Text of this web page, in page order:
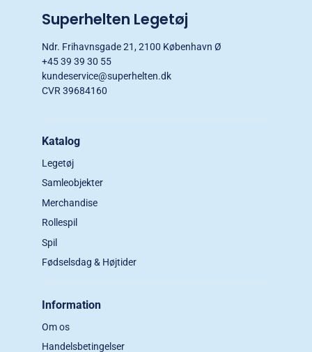
Superhelten Legetøj
Ndr. Frihavnsgade 21, 2100 København Ø
+45 39 39 30 55
kundeservice@superhelten.dk
CVR 39684160
Katalog
Legetøj
Samleobjekter
Merchandise
Rollespil
Spil
Fødselsdag & Højtider
Information
Om os
Handelsbetingelser